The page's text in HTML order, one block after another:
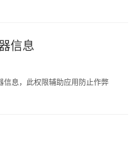
信息
信息，此权限辅助应用防止作弊